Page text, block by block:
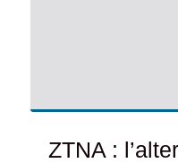
ZTNA :